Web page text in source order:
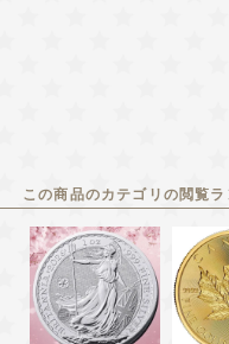
この商品のカテゴリの閲覧